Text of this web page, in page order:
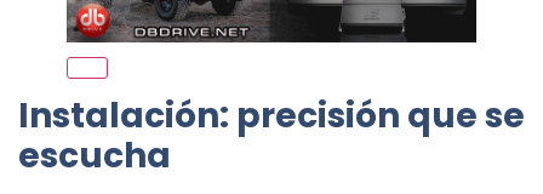
Instalación: precisión que se
escucha